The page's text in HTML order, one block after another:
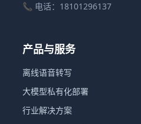
📞 电话：18101296137
产品与服务
离线语音转写
大模型私有化部署
行业解决方案